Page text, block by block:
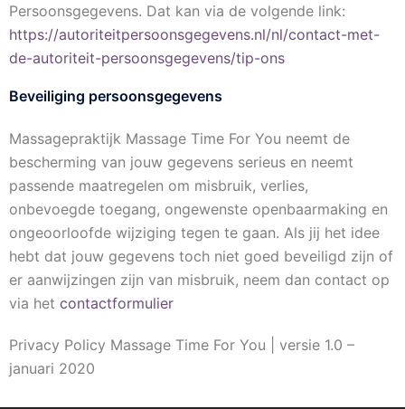
Persoonsgegevens. Dat kan via de volgende link:
https://autoriteitpersoonsgegevens.nl/nl/contact-met-
de-autoriteit-persoonsgegevens/tip-ons
Beveiliging persoonsgegevens
Massagepraktijk Massage Time For You neemt de
bescherming van jouw gegevens serieus en neemt
passende maatregelen om misbruik, verlies,
onbevoegde toegang, ongewenste openbaarmaking en
ongeoorloofde wijziging tegen te gaan. Als jij het idee
hebt dat jouw gegevens toch niet goed beveiligd zijn of
er aanwijzingen zijn van misbruik, neem dan contact op
via het contactformulier
Privacy Policy Massage Time For You | versie 1.0 –
januari 2020